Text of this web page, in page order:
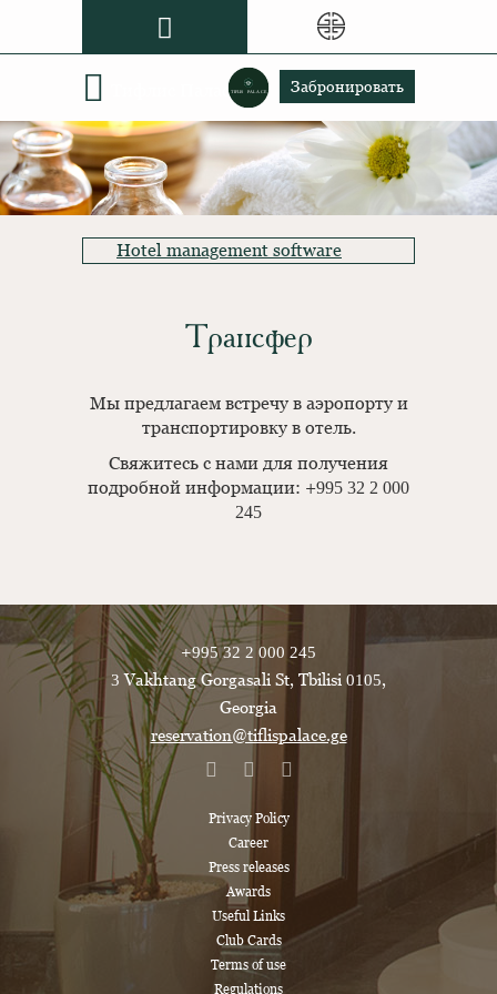
Тифлис Палас Grand Gloria
Забронировать
Hotel management software
Трансфер
Мы предлагаем встречу в аэропорту и
транспортировку в отель.
Свяжитесь с нами для получения
подробной информации: +995 32 2 000
245
+995 32 2 000 245
3 Vakhtang Gorgasali St, Tbilisi 0105,
Georgia
reservation@tiflispalace.ge
Privacy Policy
Career
Press releases
Awards
Useful Links
Club Cards
Terms of use
Regulations